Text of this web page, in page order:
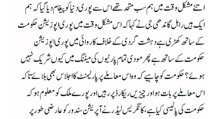
اتنے مشکل وقت میں ہم سب متحد تھے اس سے پوری دنیا کو پیغام دیا گیا کہ ہم
ایک ہیں راہل گاندھی جی نے کہا کہ اس مشکل وقت میں پوری اپوزیشن حکومت
کے ساتھ کھڑی ہے دہشت گردی کے خلاف کاروائی میں پوری اپوزیشن
حکومت کے ساتھ ہے پھر مودی تمام پارٹیوں کی میٹنگ میں کیوں شریک نہیں
ہوئے؟ حکومت کو چاہیے کہ وہ اس معاملے پر پارلیمنٹ کا اجلاس بھی بلائے تاکہ
اس معاملے پر بات ہو اور چیزیں ریکارڈ پر رہیں اور پورے ملک کو معلوم ہو کہ
حکومت کی پالیسی کیا ہے، کانگریس لیڈر نے آپریشن سندور کو عارضی طور پر